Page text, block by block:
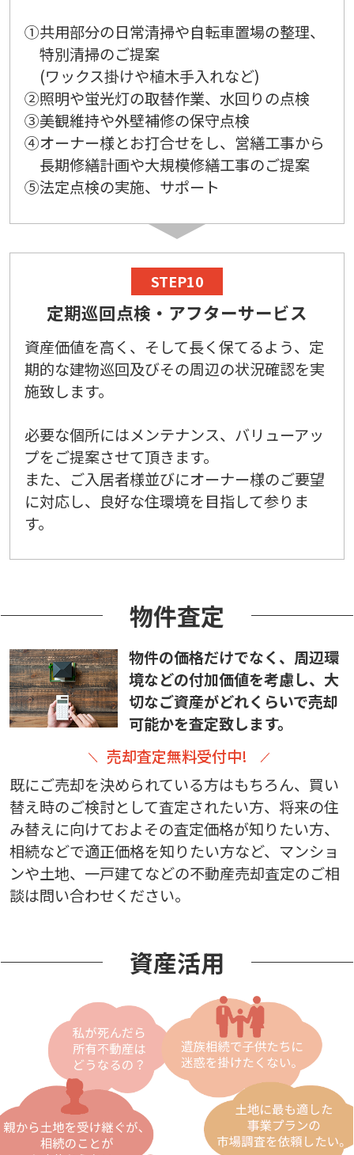
①共用部分の日常清掃や自転車置場の整理、
特別清掃のご提案
(ワックス掛けや植木手入れなど)
②照明や蛍光灯の取替作業、水回りの点検
③美観維持や外壁補修の保守点検
④オーナー様とお打合せをし、営繕工事から
長期修繕計画や大規模修繕工事のご提案
⑤法定点検の実施、サポート
STEP10
定期巡回点検・アフターサービス
資産価値を高く、そして長く保てるよう、定
期的な建物巡回及びその周辺の状況確認を実
施致します。
必要な個所にはメンテナンス、バリューアッ
プをご提案させて頂きます。
また、ご入居者様並びにオーナー様のご要望
に対応し、良好な住環境を目指して参りま
す。
物件査定
物件の価格だけでなく、周辺環
境などの付加価値を考慮し、大
切なご資産がどれくらいで売却
可能かを査定致します。
売却査定無料受付中!
既にご売却を決められている方はもちろん、買い
替え時のご検討として査定されたい方、将来の住
み替えに向けておよその査定価格が知りたい方、
相続などで適正価格を知りたい方など、マンショ
ンや土地、一戸建てなどの不動産売却査定のご相
談は問い合わせください。
資産活用